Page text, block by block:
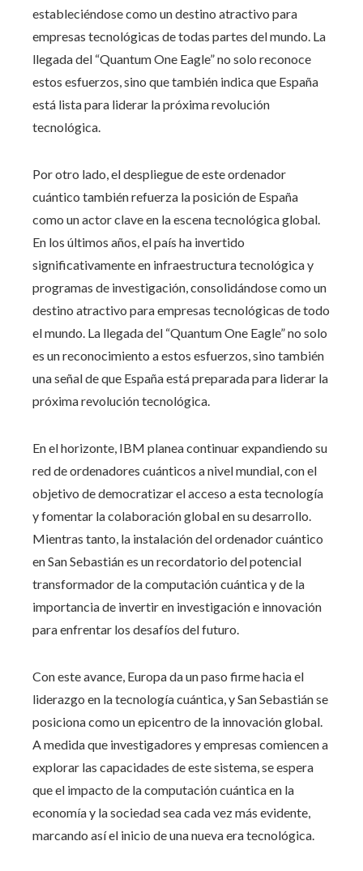
estableciéndose como un destino atractivo para
empresas tecnológicas de todas partes del mundo. La
llegada del “Quantum One Eagle” no solo reconoce
estos esfuerzos, sino que también indica que España
está lista para liderar la próxima revolución
tecnológica.
Por otro lado, el despliegue de este ordenador
cuántico también refuerza la posición de España
como un actor clave en la escena tecnológica global.
En los últimos años, el país ha invertido
significativamente en infraestructura tecnológica y
programas de investigación, consolidándose como un
destino atractivo para empresas tecnológicas de todo
el mundo. La llegada del “Quantum One Eagle” no solo
es un reconocimiento a estos esfuerzos, sino también
una señal de que España está preparada para liderar la
próxima revolución tecnológica.
En el horizonte, IBM planea continuar expandiendo su
red de ordenadores cuánticos a nivel mundial, con el
objetivo de democratizar el acceso a esta tecnología
y fomentar la colaboración global en su desarrollo.
Mientras tanto, la instalación del ordenador cuántico
en San Sebastián es un recordatorio del potencial
transformador de la computación cuántica y de la
importancia de invertir en investigación e innovación
para enfrentar los desafíos del futuro.
Con este avance, Europa da un paso firme hacia el
liderazgo en la tecnología cuántica, y San Sebastián se
posiciona como un epicentro de la innovación global.
A medida que investigadores y empresas comiencen a
explorar las capacidades de este sistema, se espera
que el impacto de la computación cuántica en la
economía y la sociedad sea cada vez más evidente,
marcando así el inicio de una nueva era tecnológica.